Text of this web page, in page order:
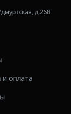
д.268
и оплата